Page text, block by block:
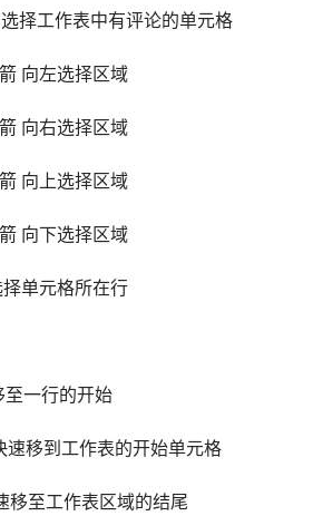
择工作表中有评论的单元格
向左选择区域
向右选择区域
向上选择区域
向下选择区域
单元格所在行
一行的开始
速移到工作表的开始单元格
移至工作表区域的结尾